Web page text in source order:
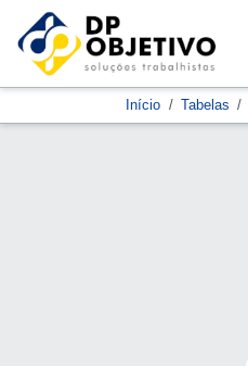
Início Tabelas